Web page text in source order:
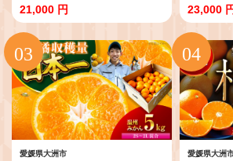
8〜12玉入） 愛媛県大洲市/愛媛た
いき農業協同組合[AGAO008] 先
行予約 みかん ミカン 紅マドンナ
旬の果物 冬のくだもの 季節もの
くだもの フルーツ スイーツ デザ
ート 愛媛県産 大洲市産 産地直送
おすすめ 人気 お取り寄せ 送料無
料 贈答 ギフト プレゼント 冬ギフ
ト お土産 お土産 愛媛県限定栽培
特産品
21,000 円
な M〜L玉
（24玉〜
媛たいき
紅マドン
の 季節も
ザート 愛
送 おすす
無料 贈答
フト お土
培 特産品
23,000
愛媛県大洲市 愛媛県大洲